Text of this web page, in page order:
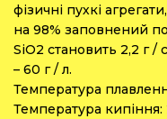
фізичні пухкі
на 98% заповнений
SiO2 становить 2,2 г /
– 60 г / л.
Температура
Температура кипіння: